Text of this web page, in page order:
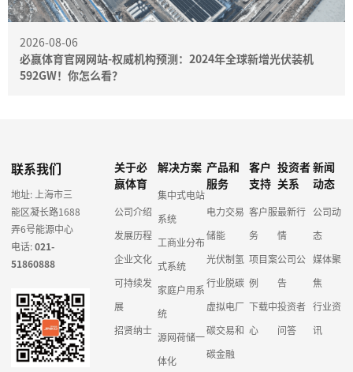
2026-08-06
必赢体育官网网站-权威机构预测：2024年全球新增光伏装机
592GW！你怎么看？
联系我们
地址: 上海市三
能区凝长路1688
弄6号能源中心
电话:021-
51860888
关于必
赢体育
公司介绍
发展历程
企业文化
可持续发
展
招贤纳士
解决方案
集中式电站
系统
工商业分布
式系统
家庭户用系
统
源网荷储一
体化
产品和
服务
电力交易
储能
光伏制氢
行业脱碳
虚拟电厂
碳交易和
碳金融
客户
支持
客户服
务
项目案
例
下载中
心
投资者
关系
最新行
情
公司公
告
投资者
问答
新闻
动态
公司动
态
媒体聚
焦
行业资
讯